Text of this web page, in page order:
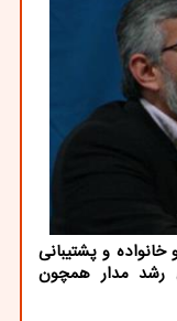
خانواده و پشتیبانی
رشد مدار همچون